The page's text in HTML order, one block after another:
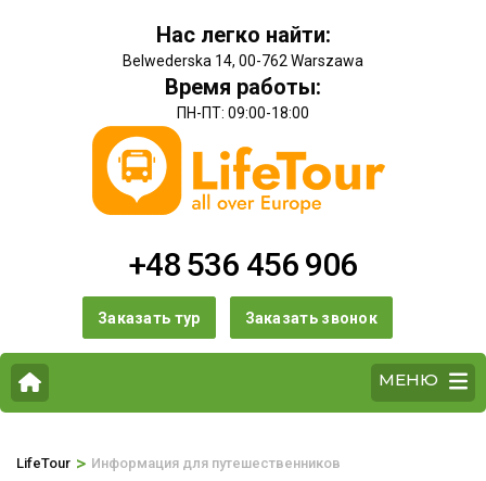
Нас легко найти:
Belwederska 14, 00-762 Warszawa
Время работы:
ПН-ПТ: 09:00-18:00
+48 536 456 906
Заказать тур Заказать звонок
МЕНЮ
LifeTour > Информация для путешественников